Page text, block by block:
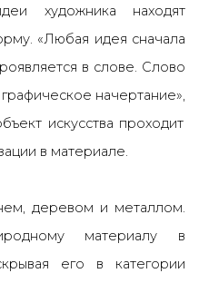
художника находят
«Любая идея сначала
в слове. Слово
начертание»,
искусства проходит
в материале.
деревом и металлом.
материалу в
его в категории